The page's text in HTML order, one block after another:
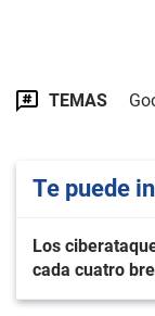
TEMAS
Te puede
Los
cada cuatro